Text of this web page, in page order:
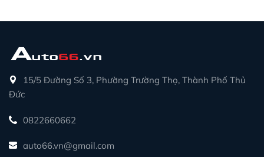
15/5 Đường Số 3, Phường Trường Thọ, Thành Phố Thủ
Đức
0822660662
auto66.vn@gmail.com